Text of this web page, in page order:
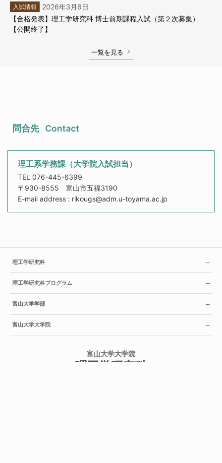
入試情報
2026年3月6日
【合格発表】理工学研究科 博士前期課程入試（第２次募集）
【公開終了】
一覧を見る
問合先 Contact
理工系学務課（大学院入試担当）
TEL 076-445-6399
〒930-8555 富山市五福3190
E-mail address : rikougs@adm.u-toyama.ac.jp
富山大学大学院
理工学研究科
理工学研究科
理工学研究科プログラム
富山大学学部
富山大学大学院